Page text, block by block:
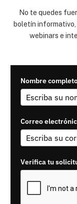
No te quedes
boletín
webinars e
Nombre
Correo
Verifica tu